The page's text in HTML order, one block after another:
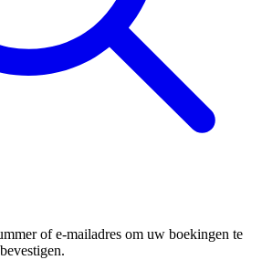
of e-mailadres om uw boekingen te